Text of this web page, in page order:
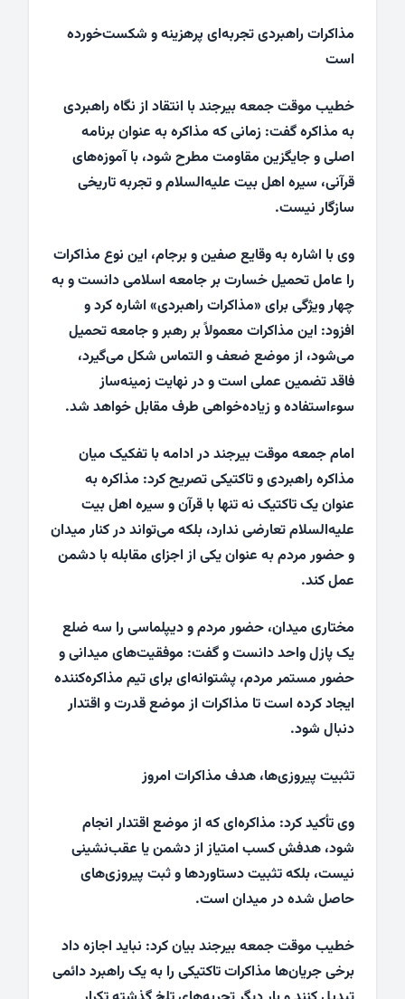
مذاکرات راهبردی تجربه‌ای پرهزینه و شکست‌خورده
است
خطیب موقت جمعه بیرجند با انتقاد از نگاه راهبردی
به مذاکره گفت: زمانی که مذاکره به عنوان برنامه
اصلی و جایگزین مقاومت مطرح شود، با آموزه‌های
قرآنی، سیره اهل بیت علیه‌السلام و تجربه تاریخی
سازگار نیست.
وی با اشاره به وقایع صفین و برجام، این نوع مذاکرات
را عامل تحمیل خسارت بر جامعه اسلامی دانست و به
چهار ویژگی برای «مذاکرات راهبردی» اشاره کرد و
افزود: این مذاکرات معمولاً بر رهبر و جامعه تحمیل
می‌شود، از موضع ضعف و التماس شکل می‌گیرد،
فاقد تضمین عملی است و در نهایت زمینه‌ساز
سوءاستفاده و زیاده‌خواهی طرف مقابل خواهد شد.
امام جمعه موقت بیرجند در ادامه با تفکیک میان
مذاکره راهبردی و تاکتیکی تصریح کرد: مذاکره به
عنوان یک تاکتیک نه تنها با قرآن و سیره اهل بیت
علیه‌السلام تعارضی ندارد، بلکه می‌تواند در کنار میدان
و حضور مردم به عنوان یکی از اجزای مقابله با دشمن
عمل کند.
مختاری میدان، حضور مردم و دیپلماسی را سه ضلع
یک پازل واحد دانست و گفت: موفقیت‌های میدانی و
حضور مستمر مردم، پشتوانه‌ای برای تیم مذاکره‌کننده
ایجاد کرده است تا مذاکرات از موضع قدرت و اقتدار
دنبال شود.
تثبیت پیروزی‌ها، هدف مذاکرات امروز
وی تأکید کرد: مذاکره‌ای که از موضع اقتدار انجام
شود، هدفش کسب امتیاز از دشمن یا عقب‌نشینی
نیست، بلکه تثبیت دستاوردها و ثبت پیروزی‌های
حاصل شده در میدان است.
خطیب موقت جمعه بیرجند بیان کرد: نباید اجازه داد
برخی جریان‌ها مذاکرات تاکتیکی را به یک راهبرد دائمی